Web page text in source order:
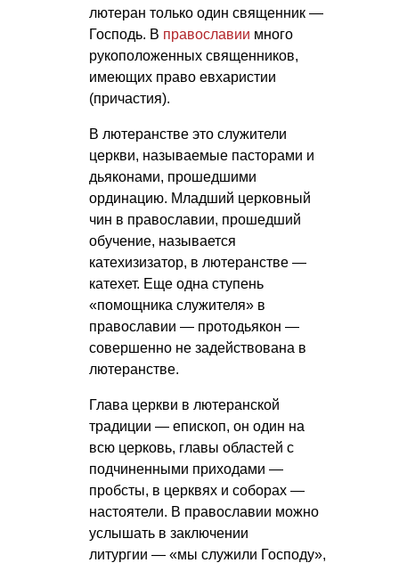
лютеран только один священник —
Господь. В православии много
рукоположенных священников,
имеющих право евхаристии
(причастия).
В лютеранстве это служители
церкви, называемые пасторами и
дьяконами, прошедшими
ординацию. Младший церковный
чин в православии, прошедший
обучение, называется
катехизизатор, в лютеранстве —
катехет. Еще одна ступень
«помощника служителя» в
православии — протодьякон —
совершенно не задействована в
лютеранстве.
Глава церкви в лютеранской
традиции — епископ, он один на
всю церковь, главы областей с
подчиненными приходами —
пробсты, в церквях и соборах —
настоятели. В православии можно
услышать в заключении
литургии — «мы служили Господу»,